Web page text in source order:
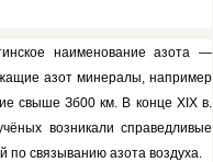
наименование азо­та —
азот минералы, например
свыше Зб00 км. В кон­це XIXв.
возникали справедливые
по связыванию азота воздуха.